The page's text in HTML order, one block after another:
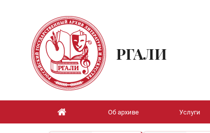
РГАЛИ
Об архиве Услуги